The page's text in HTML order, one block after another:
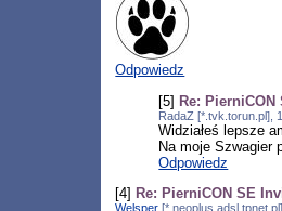
Odpowiedz
[5] Re:
RadaZ [*.tvk.torun.pl],
Widziałeś lepsze
Na moje Szwagier
Odpowiedz
[4] Re: PierniCON SE
Welsper